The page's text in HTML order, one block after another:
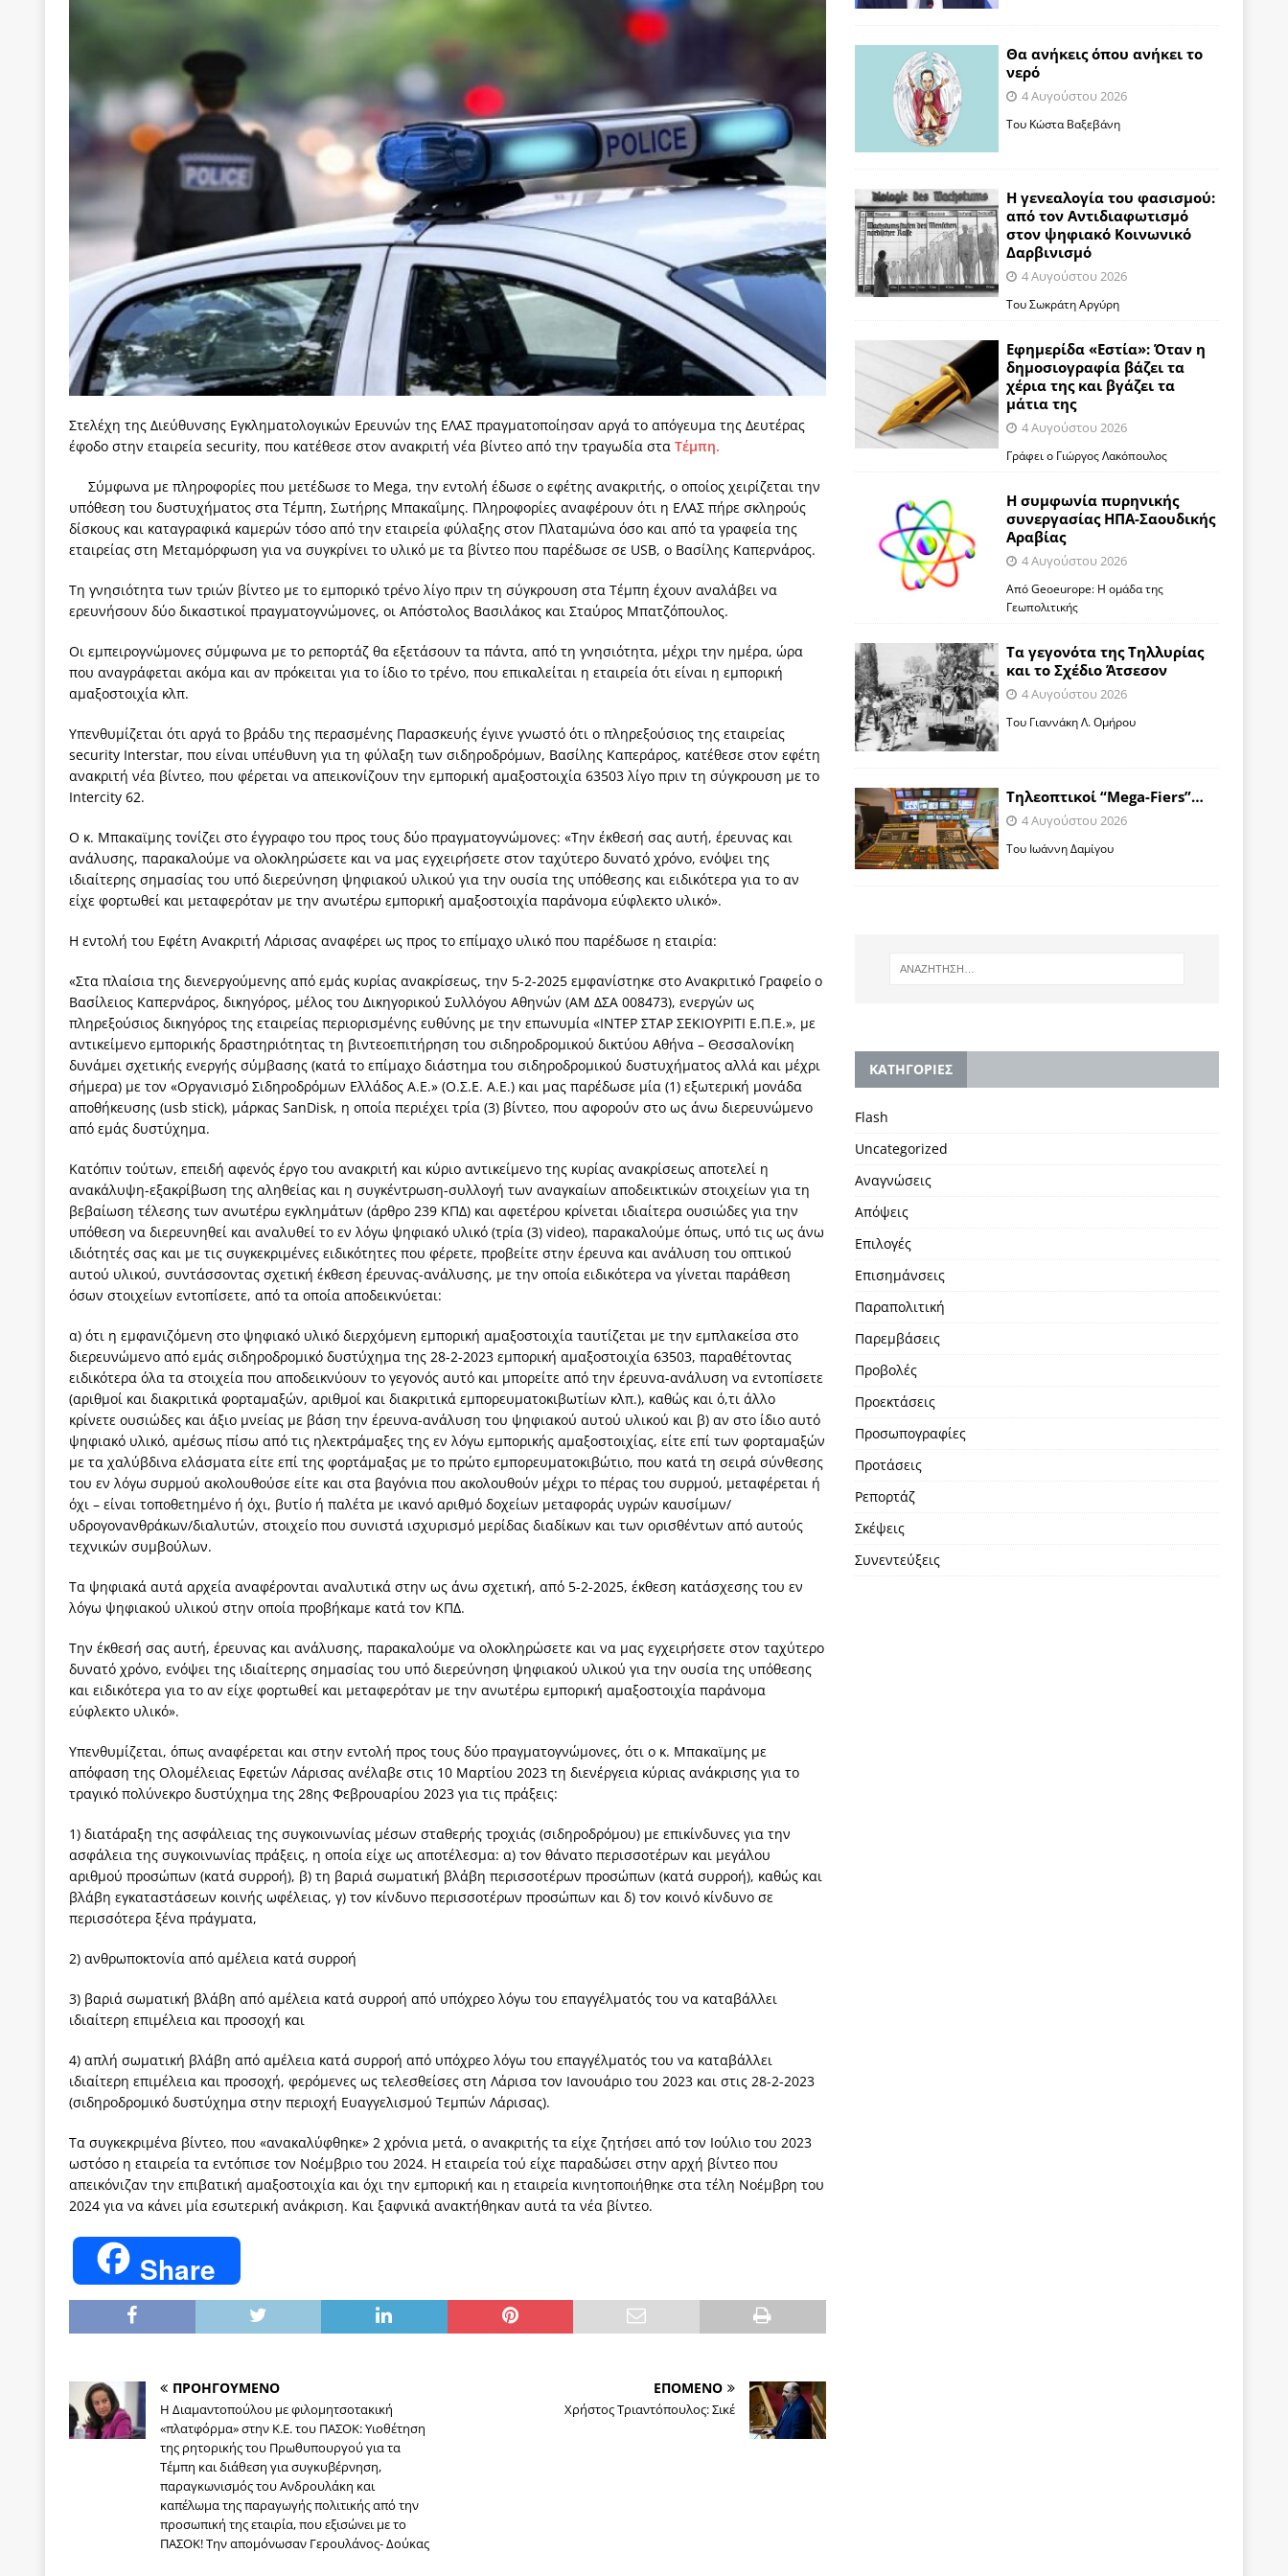
[ 5 Αυγούστου 2026 ]
Κυριάκος Μητσοτάκης: Αναλγησίες
[ 4 Αυγούστου 2026 ]
Θα ανήκεις όπου ανήκει το νερό
ΑΝΑΓΝΩΣΕΙΣ
[ 4 Αυγούστου 2026 ]
Η γενεαλογία του φασισμού: από τον Αντιδιαφωτισμό στον ψηφιακό Κοινωνικό Δαρβινισμό
ΠΑΡΕΜΒΑΣΕΙΣ
[ 4 Αυγούστου 2026 ]
Εφημερίδα «Εστία»: Όταν η δημοσιογραφία βάζει τα χέρια της και βγάζει τα μάτια της
ΑΠΟΨΕΙΣ
Η συμφωνία πυρηνικής συνεργασίας ΗΠΑ-Σαουδικής Αραβίας
ΑΠΟΨΕΙΣ
[ 4 Αυγούστου 2026 ] Τα γεγονότα της Τηλλυρίας και το Σχέδιο Άτσεσον
ΑΠΟΨΕΙΣ
[ 4 Αυγούστου 2026 ] Tηλεοπτικοί “Mega-Fiers”…
ΑΠΟΨΕΙΣ
[ 4 Αυγούστου 2026 ] Κώστας Τσουκαλάς: Αντιπολίτευση
ΠΡΟΒΟΛΕΣ
[ 4 Αυγούστου 2026 ] Ο Ιωάννης Μεταξάς και η 4η Αυγούστου: Πώς ένας αποτυχημένος κοινοβουλευτικός έγινε
δικτάτορας
ΕΠΙΛΟΓΕΣ
[ 3 Αυγούστου 2026 ]
Η ελευθεροτυπία δεν απειλείται και δεν εκβιάζεται
ΠΑΡΕΜΒΑΣΕΙΣ
[ 3 Αυγούστου 2026 ] ΠΑΣΟΚ ή ΕΛ.ΑΣ.; Γιατί η μάχη της δεύτερης θέσης είναι (πολύ) ανοιχτή ακόμη. Προς αναμέτρηση
των δύο κομμάτων και όχι Ανδρουλάκη -Τσίπρα.
ΑΠΟΨΕΙΣ
[ 3 Αυγούστου 2026 ] Η τραγωδία της δημοκρατικής παράταξης: Ο λαός θέλει, αλλά τα κόμματα της αντιπολίτευσης δεν
μπορούν να φέρουν την αλλαγή
ΠΡΟΕΚΤΑΣΕΙΣ
εμβληματικό «Πολίτη Κέιν»
ΠΑΡΕΜΒΑΣΕΙΣ
[ 3 Αυγούστου 2026 ]
Το Νομικό DNA του Υπερταμείου και οι Ρήτρες του ESM
ΑΠΟΨΕΙΣ
[ 3 Αυγούστου 2026 ] Το γάλλιο και η γεωπολιτική ισχύς για την Ελλάδα ΑΠΟΨΕΙΣ
Στελέχη της Διεύθυνσης Εγκληματολογικών Ερευνών της ΕΛΑΣ πραγματοποίησαν αργά το απόγευμα της Δευτέρας
έφοδο στην εταιρεία security, που κατέθεσε στον ανακριτή νέα βίντεο από την τραγωδία στα Τέμπη.
Σύμφωνα με πληροφορίες που μετέδωσε το Mega, την εντολή έδωσε ο εφέτης ανακριτής, ο οποίος χειρίζεται την
υπόθεση του δυστυχήματος στα Τέμπη, Σωτήρης Μπακαΐμης. Πληροφορίες αναφέρουν ότι η ΕΛΑΣ πήρε σκληρούς
δίσκους και καταγραφικά καμερών τόσο από την εταιρεία φύλαξης στον Πλαταμώνα όσο και από τα γραφεία της
εταιρείας στη Μεταμόρφωση για να συγκρίνει το υλικό με τα βίντεο που παρέδωσε σε USB, ο Βασίλης Καπερνάρος.
Τη γνησιότητα των τριών βίντεο με το εμπορικό τρένο λίγο πριν τη σύγκρουση στα Τέμπη έχουν αναλάβει να
ερευνήσουν δύο δικαστικοί πραγματογνώμονες, οι Απόστολος Βασιλάκος και Σταύρος Μπατζόπουλος.
Οι εμπειρογνώμονες σύμφωνα με το ρεπορτάζ θα εξετάσουν τα πάντα, από τη γνησιότητα, μέχρι την ημέρα, ώρα
που αναγράφεται ακόμα και αν πρόκειται για το ίδιο το τρένο, που επικαλείται η εταιρεία ότι είναι η εμπορική
αμαξοστοιχία κλπ.
Υπενθυμίζεται ότι αργά το βράδυ της περασμένης Παρασκευής έγινε γνωστό ότι ο πληρεξούσιος της εταιρείας
security Interstar, που είναι υπέυθυνη για τη φύλαξη των σιδηροδρόμων, Βασίλης Καπεράρος, κατέθεσε στον εφέτη
ανακριτή νέα βίντεο, που φέρεται να απεικονίζουν την εμπορική αμαξοστοιχία 63503 λίγο πριν τη σύγκρουση με το
Intercity 62.
Ο κ. Μπακαϊμης τονίζει στο έγγραφο του προς τους δύο πραγματογνώμονες: «Την έκθεσή σας αυτή, έρευνας και
ανάλυσης, παρακαλούμε να ολοκληρώσετε και να μας εγχειρήσετε στον ταχύτερο δυνατό χρόνο, ενόψει της
ιδιαίτερης σημασίας του υπό διερεύνηση ψηφιακού υλικού για την ουσία της υπόθεσης και ειδικότερα για το αν
είχε φορτωθεί και μεταφερόταν με την ανωτέρω εμπορική αμαξοστοιχία παράνομα εύφλεκτο υλικό».
Η εντολή του Εφέτη Ανακριτή Λάρισας αναφέρει ως προς το επίμαχο υλικό που παρέδωσε η εταιρία:
«Στα πλαίσια της διενεργούμενης από εμάς κυρίας ανακρίσεως, την 5-2-2025 εμφανίστηκε στο Ανακριτικό Γραφείο ο
Βασίλειος Καπερνάρος, δικηγόρος, μέλος του Δικηγορικού Συλλόγου Αθηνών (ΑΜ ΔΣΑ 008473), ενεργών ως
πληρεξούσιος δικηγόρος της εταιρείας περιορισμένης ευθύνης με την επωνυμία «ΙΝΤΕΡ ΣΤΑΡ ΣΕΚΙΟΥΡΙΤΙ Ε.Π.Ε.», με
αντικείμενο εμπορικής δραστηριότητας τη βιντεοεπιτήρηση του σιδηροδρομικού δικτύου Αθήνα – Θεσσαλονίκη
δυνάμει σχετικής ενεργής σύμβασης (κατά το επίμαχο διάστημα του σιδηροδρομικού δυστυχήματος αλλά και μέχρι
σήμερα) με τον «Οργανισμό Σιδηροδρόμων Ελλάδος Α.Ε.» (Ο.Σ.Ε. Α.Ε.) και μας παρέδωσε μία (1) εξωτερική μονάδα
αποθήκευσης (usb stick), μάρκας SanDisk, η οποία περιέχει τρία (3) βίντεο, που αφορούν στο ως άνω διερευνώμενο
από εμάς δυστύχημα.
Κατόπιν τούτων, επειδή αφενός έργο του ανακριτή και κύριο αντικείμενο της κυρίας ανακρίσεως αποτελεί η
ανακάλυψη-εξακρίβωση της αληθείας και η συγκέντρωση-συλλογή των αναγκαίων αποδεικτικών στοιχείων για τη
βεβαίωση τέλεσης των ανωτέρω εγκλημάτων (άρθρο 239 ΚΠΔ) και αφετέρου κρίνεται ιδιαίτερα ουσιώδες για την
υπόθεση να διερευνηθεί και αναλυθεί το εν λόγω ψηφιακό υλικό (τρία (3) video), παρακαλούμε όπως, υπό τις ως άνω
ιδιότητές σας και με τις συγκεκριμένες ειδικότητες που φέρετε, προβείτε στην έρευνα και ανάλυση του οπτικού
αυτού υλικού, συντάσσοντας σχετική έκθεση έρευνας-ανάλυσης, με την οποία ειδικότερα να γίνεται παράθεση
όσων στοιχείων εντοπίσετε, από τα οποία αποδεικνύεται:
α) ότι η εμφανιζόμενη στο ψηφιακό υλικό διερχόμενη εμπορική αμαξοστοιχία ταυτίζεται με την εμπλακείσα στο
διερευνώμενο από εμάς σιδηροδρομικό δυστύχημα της 28-2-2023 εμπορική αμαξοστοιχία 63503, παραθέτοντας
ειδικότερα όλα τα στοιχεία που αποδεικνύουν το γεγονός αυτό και μπορείτε από την έρευνα-ανάλυση να εντοπίσετε
(αριθμοί και διακριτικά φορταμαξών, αριθμοί και διακριτικά εμπορευματοκιβωτίων κλπ.), καθώς και ό,τι άλλο
κρίνετε ουσιώδες και άξιο μνείας με βάση την έρευνα-ανάλυση του ψηφιακού αυτού υλικού και β) αν στο ίδιο αυτό
ψηφιακό υλικό, αμέσως πίσω από τις ηλεκτράμαξες της εν λόγω εμπορικής αμαξοστοιχίας, είτε επί των φορταμαξών
με τα χαλύβδινα ελάσματα είτε επί της φορτάμαξας με το πρώτο εμπορευματοκιβώτιο, που κατά τη σειρά σύνθεσης
του εν λόγω συρμού ακολουθούσε είτε και στα βαγόνια που ακολουθούν μέχρι το πέρας του συρμού, μεταφέρεται ή
όχι – είναι τοποθετημένο ή όχι, βυτίο ή παλέτα με ικανό αριθμό δοχείων μεταφοράς υγρών καυσίμων/
υδρογονανθράκων/διαλυτών, στοιχείο που συνιστά ισχυρισμό μερίδας διαδίκων και των ορισθέντων από αυτούς
τεχνικών συμβούλων.
Τα ψηφιακά αυτά αρχεία αναφέρονται αναλυτικά στην ως άνω σχετική, από 5-2-2025, έκθεση κατάσχεσης του εν
λόγω ψηφιακού υλικού στην οποία προβήκαμε κατά τον ΚΠΔ.
Την έκθεσή σας αυτή, έρευνας και ανάλυσης, παρακαλούμε να ολοκληρώσετε και να μας εγχειρήσετε στον ταχύτερο
δυνατό χρόνο, ενόψει της ιδιαίτερης σημασίας του υπό διερεύνηση ψηφιακού υλικού για την ουσία της υπόθεσης
και ειδικότερα για το αν είχε φορτωθεί και μεταφερόταν με την ανωτέρω εμπορική αμαξοστοιχία παράνομα
εύφλεκτο υλικό».
Υπενθυμίζεται, όπως αναφέρεται και στην εντολή προς τους δύο πραγματογνώμονες, ότι ο κ. Μπακαϊμης με
απόφαση της Ολομέλειας Εφετών Λάρισας ανέλαβε στις 10 Μαρτίου 2023 τη διενέργεια κύριας ανάκρισης για το
τραγικό πολύνεκρο δυστύχημα της 28ης Φεβρουαρίου 2023 για τις πράξεις:
1) διατάραξη της ασφάλειας της συγκοινωνίας μέσων σταθερής τροχιάς (σιδηροδρόμου) με επικίνδυνες για την
ασφάλεια της συγκοινωνίας πράξεις, η οποία είχε ως αποτέλεσμα: α) τον θάνατο περισσοτέρων και μεγάλου
αριθμού προσώπων (κατά συρροή), β) τη βαριά σωματική βλάβη περισσοτέρων προσώπων (κατά συρροή), καθώς και
βλάβη εγκαταστάσεων κοινής ωφέλειας, γ) τον κίνδυνο περισσοτέρων προσώπων και δ) τον κοινό κίνδυνο σε
περισσότερα ξένα πράγματα,
2) ανθρωποκτονία από αμέλεια κατά συρροή
3) βαριά σωματική βλάβη από αμέλεια κατά συρροή από υπόχρεο λόγω του επαγγέλματός του να καταβάλλει
ιδιαίτερη επιμέλεια και προσοχή και
4) απλή σωματική βλάβη από αμέλεια κατά συρροή από υπόχρεο λόγω του επαγγέλματός του να καταβάλλει
ιδιαίτερη επιμέλεια και προσοχή, φερόμενες ως τελεσθείσες στη Λάρισα τον Ιανουάριο του 2023 και στις 28-2-2023
(σιδηροδρομικό δυστύχημα στην περιοχή Ευαγγελισμού Τεμπών Λάρισας).
Τα συγκεκριμένα βίντεο, που «ανακαλύφθηκε» 2 χρόνια μετά, ο ανακριτής τα είχε ζητήσει από τον Ιούλιο του 2023
ωστόσο η εταιρεία τα εντόπισε τον Νοέμβριο του 2024. Η εταιρεία τού είχε παραδώσει στην αρχή βίντεο που
απεικόνιζαν την επιβατική αμαξοστοιχία και όχι την εμπορική και η εταιρεία κινητοποιήθηκε στα τέλη Νοέμβρη του
2024 για να κάνει μία εσωτερική ανάκριση. Και ξαφνικά ανακτήθηκαν αυτά τα νέα βίντεο.
Share
ΠΡΟΗΓΟΥΜΕΝΟ
H Διαμαντοπούλου με φιλομητσοτακική
«πλατφόρμα» στην Κ.Ε. του ΠΑΣΟΚ: Υιοθέτηση
της ρητορικής του Πρωθυπουργού για τα
Τέμπη και διάθεση για συγκυβέρνηση,
παραγκωνισμός του Ανδρουλάκη και
καπέλωμα της παραγωγής πολιτικής από την
προσωπική της εταιρία, που εξισώνει με το
ΠΑΣΟΚ! Την απομόνωσαν Γερουλάνος- Δούκας
ΕΠΟΜΕΝΟ
Χρήστος Τριαντόπουλος: Σικέ
Θα ανήκεις όπου ανήκει το
νερό
4 Αυγούστου 2026
Του Κώστα Βαξεβάνη
Η γενεαλογία του φασισμού:
από τον Αντιδιαφωτισμό
στον ψηφιακό Κοινωνικό
Δαρβινισμό
4 Αυγούστου 2026
Του Σωκράτη Αργύρη
Εφημερίδα «Εστία»: Όταν η
δημοσιογραφία βάζει τα
χέρια της και βγάζει τα
μάτια της
4 Αυγούστου 2026
Γράφει ο Γιώργος Λακόπουλος
Η συμφωνία πυρηνικής
συνεργασίας ΗΠΑ-Σαουδικής
Αραβίας
4 Αυγούστου 2026
Από Geoeurope: H ομάδα της
Γεωπολιτικής
Τα γεγονότα της Τηλλυρίας
και το Σχέδιο Άτσεσον
4 Αυγούστου 2026
Toυ Γιαννάκη Λ. Ομήρου
Tηλεοπτικοί “Mega-Fiers”…
4 Αυγούστου 2026
Toυ Ιωάννη Δαμίγου
KΑΤΗΓΟΡΙΕΣ
Flash
Uncategorized
Αναγνώσεις
Απόψεις
Επιλογές
Επισημάνσεις
Παραπολιτική
Παρεμβάσεις
Προβολές
Προεκτάσεις
Προσωπογραφίες
Προτάσεις
Ρεπορτάζ
Σκέψεις
Συνεντεύξεις